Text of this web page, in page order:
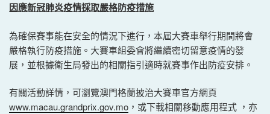
因應新冠肺炎疫情採取嚴格防疫措施
為確保賽事能在安全的情況下進行，本屆大賽車舉行期間將會
嚴格執行防疫措施。大賽車組委會將繼續密切留意疫情的發
展，並根據衛生局發出的相關指引適時就賽事作出防疫安排。
有關活動詳情，可瀏覽澳門格蘭披治大賽車官方網頁
www.macau.grandprix.gov.mo ，或下載相關移動應用程式 ，亦